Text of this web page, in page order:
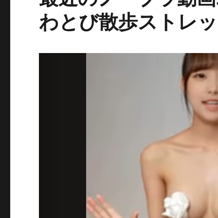
わとび散歩ストレ